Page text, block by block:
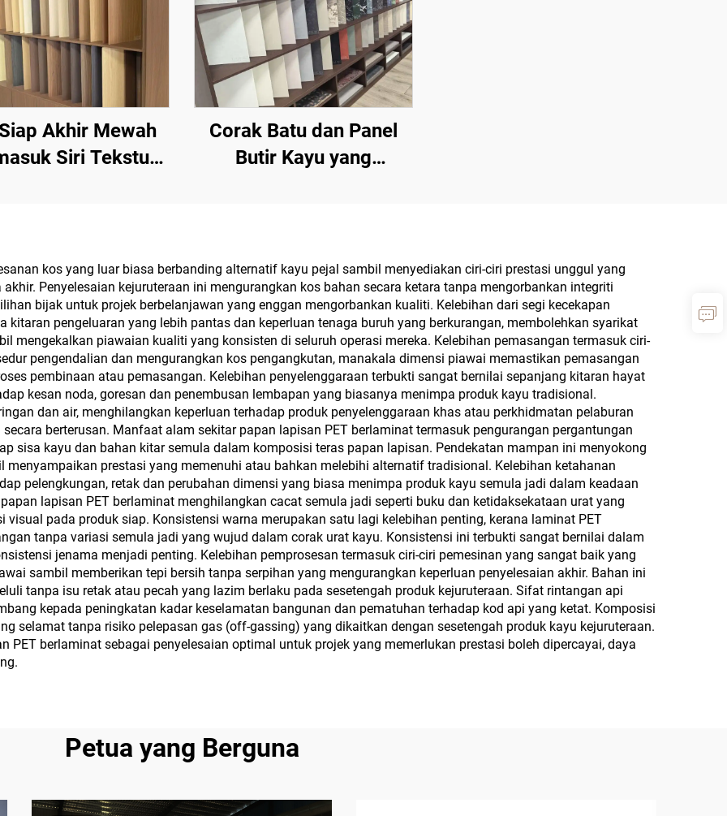
Akhir Mewah
Siri Tekstur
Puitis Oriental
MDF, Papan Chip,
Partikel, Kayu
dan Papan Blok
Corak Batu dan Panel
Butir Kayu yang
dengan Minyak
Campuran | Pinggir
Berwarna Serasi |
Koleksi Papan Perabot
Mewah Tanpa Cat
kos yang luar biasa berbanding alternatif kayu pejal sambil menyediakan ciri-ciri prestasi unggul yang
Penyelesaian kejuruteraan ini mengurangkan kos bahan secara ketara tanpa mengorbankan integriti
bijak untuk projek berbelanjawan yang enggan mengorbankan kualiti. Kelebihan dari segi kecekapan
kitaran pengeluaran yang lebih pantas dan keperluan tenaga buruh yang berkurangan, membolehkan syarikat
mengekalkan piawaian kualiti yang konsisten di seluruh operasi mereka. Kelebihan pemasangan termasuk ciri-
pengendalian dan mengurangkan kos pengangkutan, manakala dimensi piawai memastikan pemasangan
pembinaan atau pemasangan. Kelebihan penyelenggaraan terbukti sangat bernilai sepanjang kitaran hayat
kesan noda, goresan dan penembusan lembapan yang biasanya menimpa produk kayu tradisional.
dan air, menghilangkan keperluan terhadap produk penyelenggaraan khas atau perkhidmatan pelaburan
berterusan. Manfaat alam sekitar papan lapisan PET berlaminat termasuk pengurangan pergantungan
sisa kayu dan bahan kitar semula dalam komposisi teras papan lapisan. Pendekatan mampan ini menyokong
prestasi yang memenuhi atau bahkan melebihi alternatif tradisional. Kelebihan ketahanan
pelengkungan, retak dan perubahan dimensi yang biasa menimpa produk kayu semula jadi dalam keadaan
lapisan PET berlaminat menghilangkan cacat semula jadi seperti buku dan ketidaksekataan urat yang
pada produk siap. Konsistensi warna merupakan satu lagi kelebihan penting, kerana laminat PET
tanpa variasi semula jadi yang wujud dalam corak urat kayu. Konsistensi ini terbukti sangat bernilai dalam
jenama menjadi penting. Kelebihan pemprosesan termasuk ciri-ciri pemesinan yang sangat baik yang
sambil memberikan tepi bersih tanpa serpihan yang mengurangkan keperluan penyelesaian akhir. Bahan ini
tanpa isu retak atau pecah yang lazim berlaku pada sesetengah produk kejuruteraan. Sifat rintangan api
kepada peningkatan kadar keselamatan bangunan dan pematuhan terhadap kod api yang ketat. Komposisi
selamat tanpa risiko pelepasan gas (off-gassing) yang dikaitkan dengan sesetengah produk kayu kejuruteraan.
PET berlaminat sebagai penyelesaian optimal untuk projek yang memerlukan prestasi boleh dipercayai, daya
Petua yang Berguna